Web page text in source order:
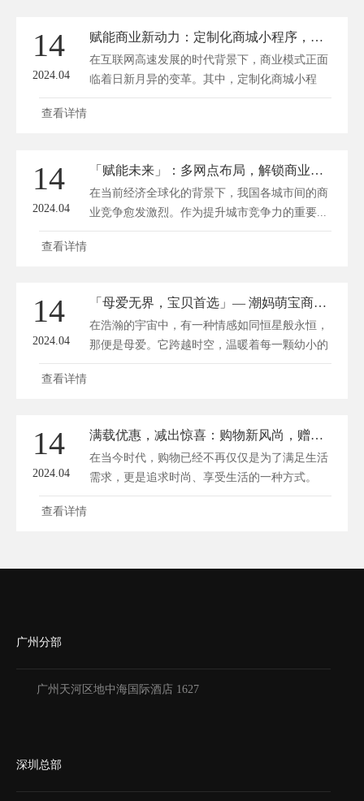
14
2024.04
赋能商业新动力：定制化商城小程序，解锁流量新境界
在互联网高速发展的时代背景下，商业模式正面
临着日新月异的变革。其中，定制化商城小程
序...
查看详情
14
2024.04
「赋能未来」：多网点布局，解锁商业新版图
在当前经济全球化的背景下，我国各城市间的商
业竞争愈发激烈。作为提升城市竞争力的重要...
查看详情
14
2024.04
「母爱无界，宝贝首选」— 潮妈萌宝商城，温馨每一刻！
在浩瀚的宇宙中，有一种情感如同恒星般永恒，
那便是母爱。它跨越时空，温暖着每一颗幼小的
心...
查看详情
14
2024.04
满载优惠，减出惊喜：购物新风尚，赠送不止一点点！
在当今时代，购物已经不再仅仅是为了满足生活
需求，更是追求时尚、享受生活的一种方式。
随...
查看详情
广州分部
广州天河区地中海国际酒店 1627
深圳总部